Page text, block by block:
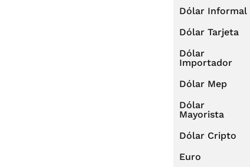
Dólar Informal
Dólar Tarjeta
Dólar
Importador
Dólar Mep
Dólar
Mayorista
Dólar Cripto
Euro